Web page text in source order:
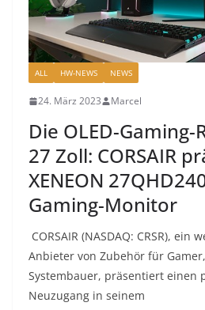
ALL HW-NEWS NEWS
24. März 2023 Marcel
Die OLED-
27 Zoll: CORSAIR
XENEON
Gaming-Monitor
CORSAIR (NASDAQ: CRSR),
Anbieter von Zubehör für
Systembauer, präsentiert einen
Neuzugang in seinem